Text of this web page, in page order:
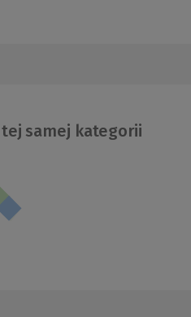
samej kategorii